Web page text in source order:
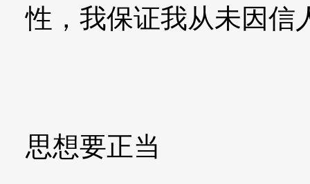
性，我保证我从未因信
思想要正当